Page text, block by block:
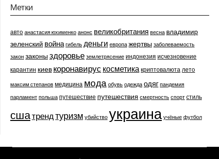
Метки
авто анастасия юхименко анонс великобритания весна владимир
зеленский война гибель деньги европа жертвы заболеваемость
закон законыздоровье землетрясение индонезия исчезновение
карантин киев коронавирус косметика криптовалюта лето
максим степанов медицина мода обувь одежда одяг пандемия
парламент польша путешествие путешествия смертность спорт стиль
сшатренд туризм убийство украина учёные футбол